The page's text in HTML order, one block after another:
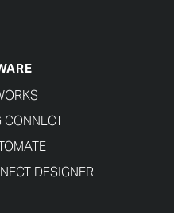
CONNECT
DESIGNER